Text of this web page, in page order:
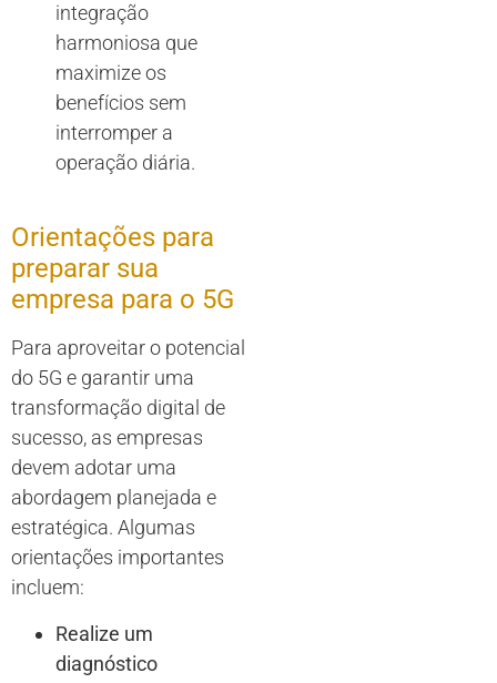
integração
harmoniosa que
maximize os
benefícios sem
interromper a
operação diária.
Orientações para
preparar sua
empresa para o 5G
Para aproveitar o potencial
do 5G e garantir uma
transformação digital de
sucesso, as empresas
devem adotar uma
abordagem planejada e
estratégica. Algumas
orientações importantes
incluem:
Realize um
diagnóstico